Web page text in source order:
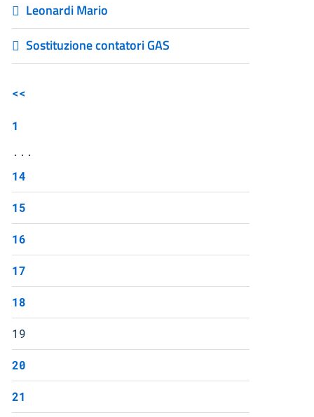
Leonardi Mario
Sostituzione contatori GAS
<<
1
...
14
15
16
17
18
19
20
21